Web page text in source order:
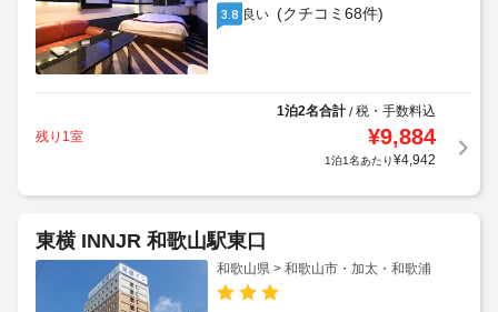
3.8 良い (クチコミ68件)
1泊2名合計/税・手数料込
残り1室
¥9,884
1泊1名あたり¥4,942
東横 INNJR 和歌山駅東口
和歌山県 > 和歌山市・加太・和歌浦